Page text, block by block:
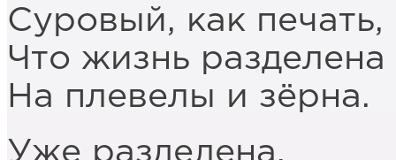
Суровый, как печать,
Что жизнь разделена
На плевелы и зёрна.
Уже разделена,